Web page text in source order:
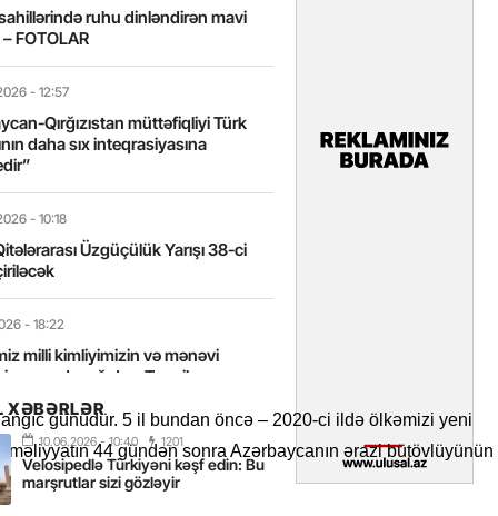
günüdür. 5 il bundan öncə – 2020-ci ildə ölkəmizi yeni
44 gündən sonra Azərbaycanın ərazi bütövlüyünün
ruhu dinləndirən mavi
FOTOLAR
- 12:57
Qırğızıstan müttəfiqliyi Türk
daha sıx inteqrasiyasına
- 10:18
Üzgüçülük Yarışı 38-ci
- 18:22
milli kimliyimizin və mənəvi
əsas dayağıdır – Tənzilə
- 16:58
yalnız böyük liderlər dəyişir
XƏBƏRLƏR
10.06.2026- 10:40 1201
Velosipedlə Türkiyəni kəşf edin: Bu
marşrutlar sizi gözləyir